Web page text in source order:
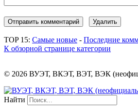
TOP 15: Самые новые - Последние
К обзорной странице категории
© 2026 ВУЭТ, ВКЭТ, ВЭТ, ВЭК
Найти